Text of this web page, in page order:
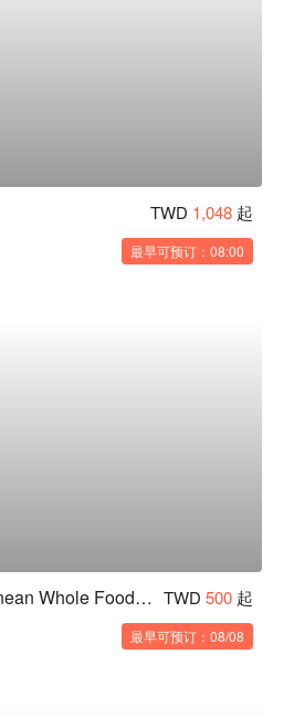
TWD 1,048 起
最早可预订：08:00
gonnaPLUS Mediterranean Whole Food Restaurant TWD 500 起
最早可预订：08/08